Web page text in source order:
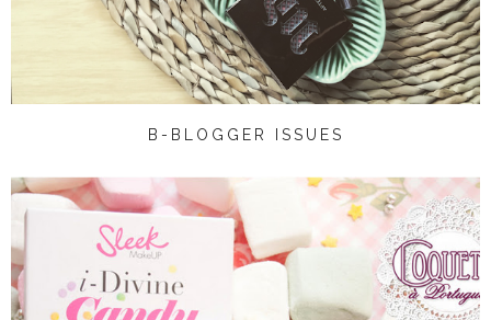
B-BLOGGER ISSUES